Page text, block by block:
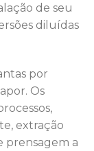
de seu
diluídas
por
Os
extração
prensagem a